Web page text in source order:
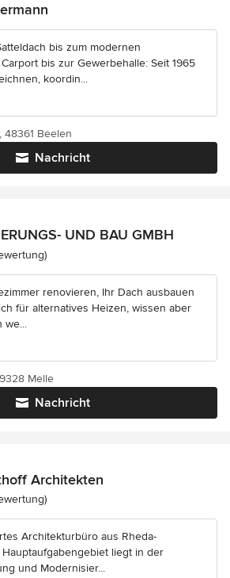
bis zum modernen
bis zur Gewerbehalle: Seit 1965
koordin...
Nachricht
48361 Beelen
UND BAU GMBH
5 von 5 Sternen
renovieren, Ihr Dach ausbauen
für alternatives Heizen, wissen aber
we...
Nachricht
Melle
Architekten
5 von 5 Sternen
Architekturbüro aus Rheda-
liegt in der
und Modernisier...